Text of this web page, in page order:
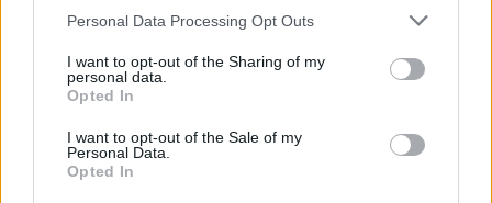
Personal Data Processing Opt Outs
I want to opt-out of the Sharing of my
personal data.
Opted In
I want to opt-out of the Sale of my
Personal Data.
Opted In
Podle něj tak končí dva z pěti ředitelů odborů na ČIŽP.
Veterináři v horku ošetřují více zvířat, ohrožení jsou psi
se zploštělým čumákem
6.8.2026 15:15 (ČTK)
Veterináři v současných